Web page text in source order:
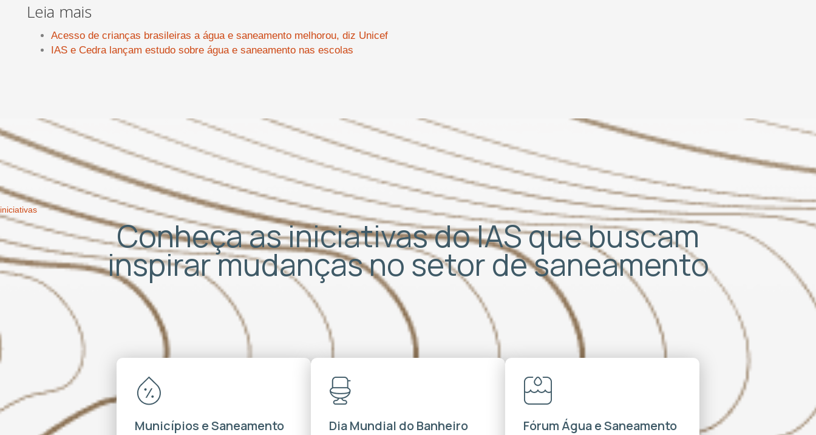
Leia mais
Acesso de crianças brasileiras a água e saneamento melhorou, diz Unicef
IAS e Cedra lançam estudo sobre água e saneamento nas escolas
iniciativas
Conheça as iniciativas do IAS que buscam
inspirar mudanças no setor de saneamento
Municípios e Saneamento Dia Mundial do Banheiro Fórum Água e Saneamento